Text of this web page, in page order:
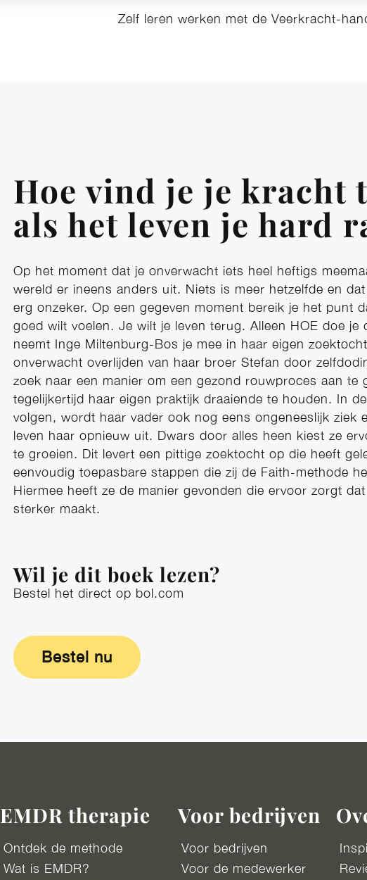
Zelf leren werken met de Veerkracht-
Hoe vind je je kracht
als het leven je hard
Op het moment dat je onverwacht iets heel heftigs
wereld er ineens anders uit. Niets is meer hetzelfde en
erg onzeker. Op een gegeven moment bereik je het punt
goed wilt voelen. Je wilt je leven terug. Alleen HOE doe je
neemt Inge Miltenburg-Bos je mee in haar eigen
onverwacht overlijden van haar broer Stefan door
zoek naar een manier om een gezond rouwproces aan te
tegelijkertijd haar eigen praktijk draaiende te houden. In
volgen, wordt haar vader ook nog eens ongeneeslijk ziek
leven haar opnieuw uit. Dwars door alles heen kiest ze
te groeien. Dit levert een pittige zoektocht op die heeft
eenvoudig toepasbare stappen die zij de Faith-methode
Hiermee heeft ze de manier gevonden die ervoor zorgt
sterker maakt.
Wil je dit boek lezen?
Bestel het direct op bol.com
Bestel nu
EMDR therapie
Ontdek de methode
Wat is EMDR?
Voor bedrijven
Voor bedrijven
Voor de medewerker